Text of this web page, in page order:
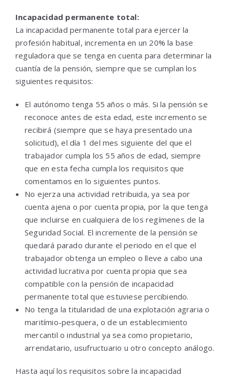
Incapacidad permanente total:
La incapacidad permanente total para ejercer la
profesión habitual, incrementa en un 20% la base
reguladora que se tenga en cuenta para determinar la
cuantía de la pensión, siempre que se cumplan los
siguientes requisitos:
El autónomo tenga 55 años o más. Si la pensión se
reconoce antes de esta edad, este incremento se
recibirá (siempre que se haya presentado una
solicitud), el día 1 del mes siguiente del que el
trabajador cumpla los 55 años de edad, siempre
que en esta fecha cumpla los requisitos que
comentamos en lo siguientes puntos.
No ejerza una actividad retribuida, ya sea por
cuenta ajena o por cuenta propia, por la que tenga
que incluirse en cualquiera de los regímenes de la
Seguridad Social. El incremente de la pensión se
quedará parado durante el periodo en el que el
trabajador obtenga un empleo o lleve a cabo una
actividad lucrativa por cuenta propia que sea
compatible con la pensión de incapacidad
permanente total que estuviese percibiendo.
No tenga la titularidad de una explotación agraria o
maritímio-pesquera, o de un establecimiento
mercantil o industrial ya sea como propietario,
arrendatario, usufructuario u otro concepto análogo.
Hasta aquí los requisitos sobre la incapacidad